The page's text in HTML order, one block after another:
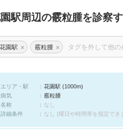
駅周辺の霰粒腫を診察
花園駅 × 霰粒腫 ×
エリア・駅
花園駅 (1000m)
病気
霰粒腫
名称
なし
詳細条件
なし (曜日や時間帯を指定でき